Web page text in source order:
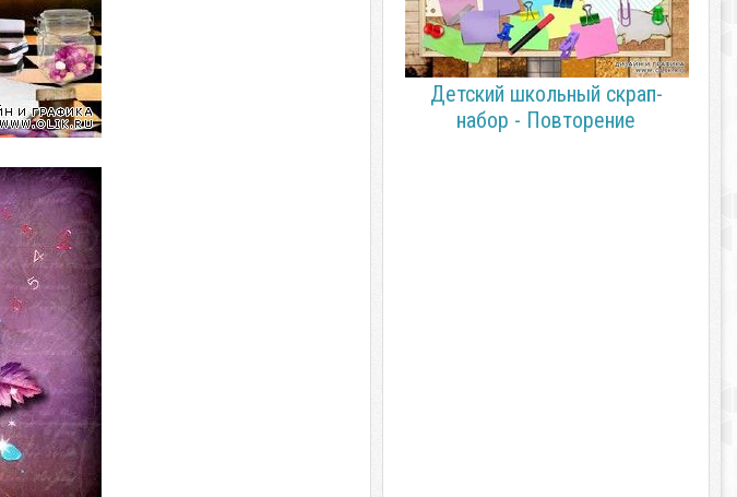
Детский школьный скрап-
набор - Повторение